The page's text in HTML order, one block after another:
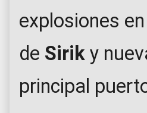
explosiones
de Sirik y
principal